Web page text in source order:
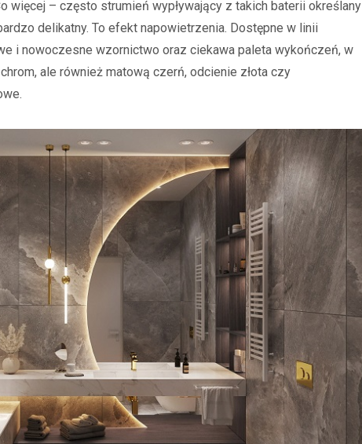
więcej – często strumień wypływający z takich baterii określany
delikatny. To efekt napowietrzenia. Dostępne w linii
i nowoczesne wzornictwo oraz ciekawa paleta wykończeń, w
ale również matową czerń, odcienie złota czy